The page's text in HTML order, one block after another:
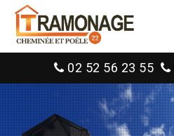
02 52 56 23 55